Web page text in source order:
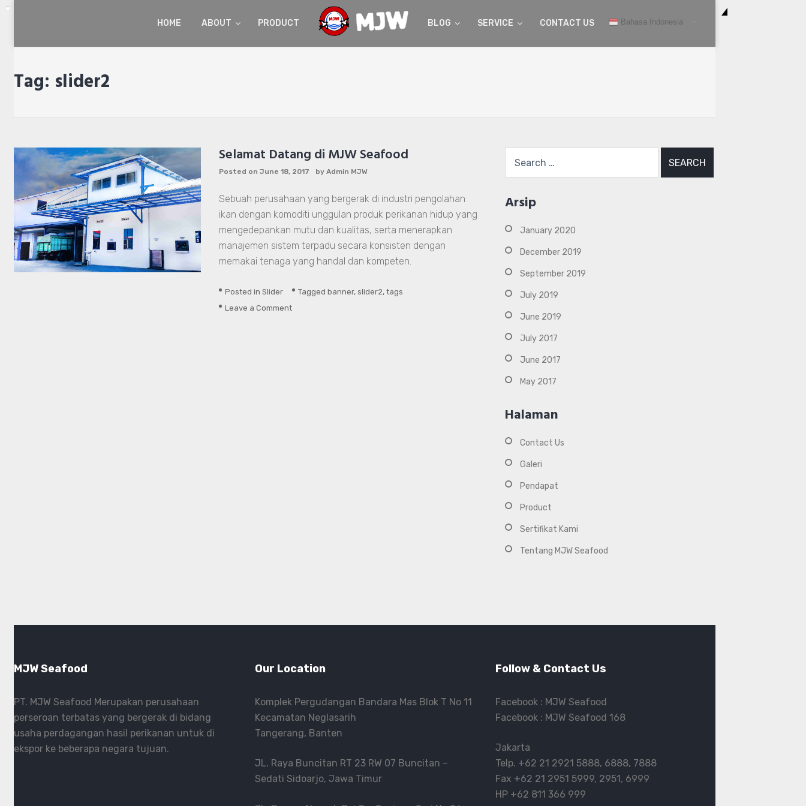
HOME ABOUT PRODUCT BLOG SERVICE CONTACT US Bahasa Indonesia
Tag: slider2
Selamat Datang di MJW Seafood
Posted on June 18, 2017 by Admin MJW
Sebuah perusahaan yang bergerak di industri pengolahan
ikan dengan komoditi unggulan produk perikanan hidup yang
mengedepankan mutu dan kualitas, serta menerapkan
manajemen sistem terpadu secara konsisten dengan
memakai tenaga yang handal dan kompeten.
Posted in Slider Tagged banner, slider2, tags
Leave a Comment
for:
Arsip
January 2020
December 2019
September 2019
July 2019
June 2019
July 2017
June 2017
May 2017
Halaman
Contact Us
Galeri
Pendapat
Product
Sertifikat Kami
Tentang MJW Seafood
MJW Seafood
PT. MJW Seafood Merupakan perusahaan
perseroan terbatas yang bergerak di bidang
usaha perdagangan hasil perikanan untuk di
ekspor ke beberapa negara tujuan.
Our Location
Komplek Pergudangan Bandara Mas Blok T No 11
Kecamatan Neglasarih
Tangerang, Banten
JL. Raya Buncitan RT 23 RW 07 Buncitan –
Sedati Sidoarjo, Jawa Timur
Follow & Contact Us
Facebook : MJW Seafood
Facebook : MJW Seafood 168
Jakarta
Telp. +62 21 2921 5888, 6888, 7888
Fax +62 21 2951 5999, 2951, 6999
HP +62 811 366 999